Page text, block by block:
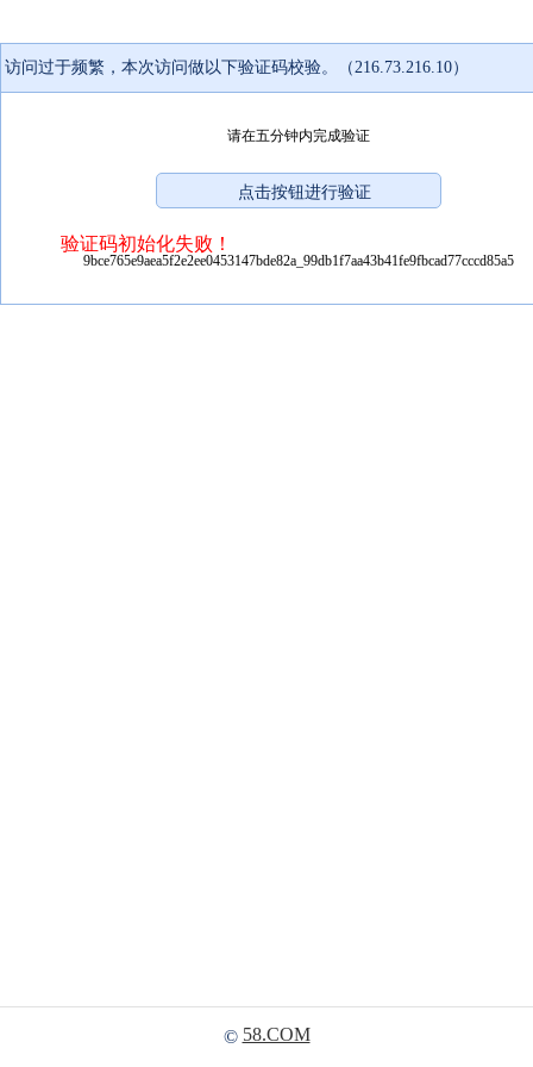
访问过于频繁，本次访问做以下验证码校验。（216.73.216.10）
请在五分钟内完成验证
验证码初始化失败！
9bce765e9aea5f2e2ee0453147bde82a_99db1f7aa43b41fe9fbcad77cccd85a5
© 58.COM